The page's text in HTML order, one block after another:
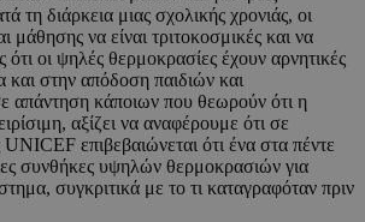
τη διάρκεια μιας σχολικής χρονιάς, οι
μάθησης να είναι τριτοκοσμικές και να
ότι οι ψηλές θερμοκρασίες έχουν αρνητικές
και στην απόδοση παιδιών και
απάντηση κάποιων που θεωρούν ότι η
αξίζει να αναφέρουμε ότι σε
επιβεβαιώνεται ότι ένα στα πέντε
συνθήκες υψηλών θερμοκρασιών για
συγκριτικά με το τι καταγραφόταν πριν